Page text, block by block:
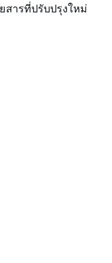
สารที่ปรับปรุงใหม่